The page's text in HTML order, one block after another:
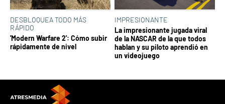
DESBLOQUEA TODO MÁS
RÁPIDO
'Modern Warfare 2': Cómo subir
rápidamente de nivel
IMPRESIONANTE
La impresionante jugada viral
de la NASCAR de la que todos
hablan y su piloto aprendió en
un videojuego